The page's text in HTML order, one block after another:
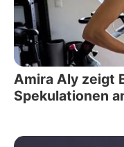
Amira Aly zeigt
Spekulationen